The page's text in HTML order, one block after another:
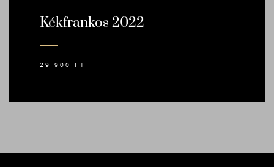
Kékfrankos 2022
29 900 FT